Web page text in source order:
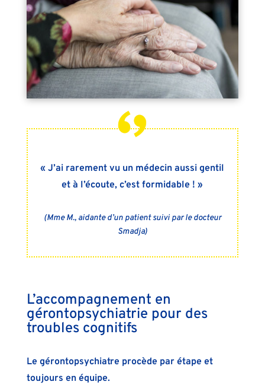
« J’ai rarement vu un médecin aussi gentil
et à l’écoute, c’est formidable ! »
(Mme M., aidante d’un patient suivi par le docteur
Smadja)
L’accompagnement en
gérontopsychiatrie pour des
troubles cognitifs
Le gérontopsychiatre procède par étape et
toujours en équipe.